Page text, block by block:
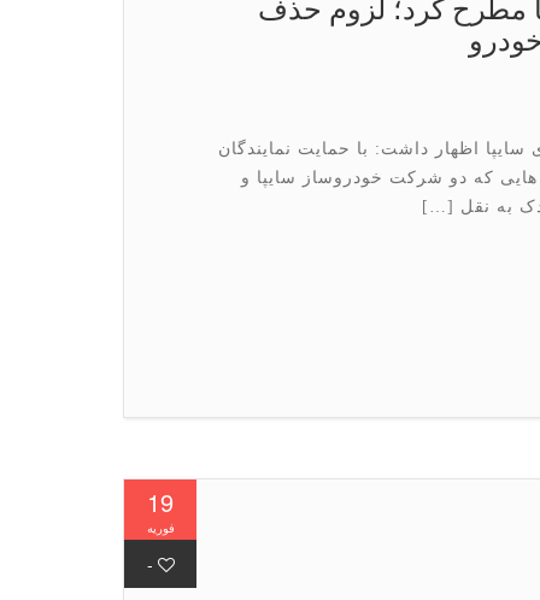
مطرح كرد؛ لزوم حذف
اظهار داشت: با حمایت نمایندگان
که دو شرکت خودروساز سایپا و
به نقل […]
19
فوریه
-